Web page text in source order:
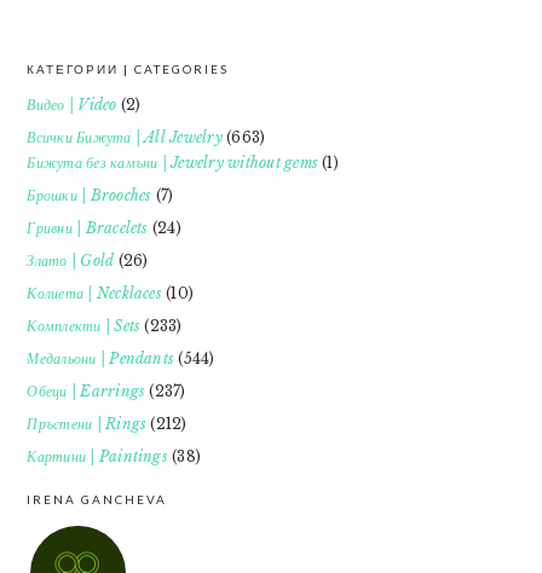
FOOTER
КАТЕГОРИИ | CATEGORIES
Видео | Video (2)
Всички Бижута | All Jewelry(663)
Бижута без камъни | Jewelry without gems (1)
Брошки | Brooches (7)
Гривни | Bracelets (24)
Злато | Gold (26)
Колиета | Necklaces(10)
Комплекти | Sets (233)
Медальони | Pendants (544)
Обеци | Earrings (237)
Пръстени | Rings (212)
Картини | Paintings(38)
IRENA GANCHEVA